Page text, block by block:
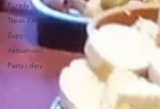
Porady
Tapas / Antipasti
Zupy
Aktualności
Pasty i dipy